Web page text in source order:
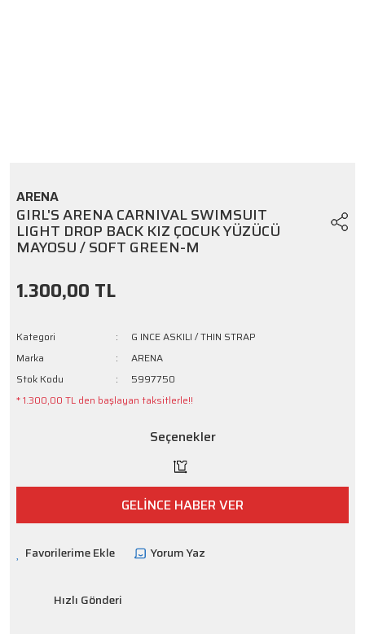
ARENA
GIRL'S ARENA CARNIVAL SWIMSUIT
LIGHT DROP BACK KIZ ÇOCUK YÜZÜCÜ
MAYOSU / SOFT GREEN-M
1.300,00 TL
Kategori
G INCE ASKILI / THIN STRAP
Marka
ARENA
Stok Kodu
5997750
* 1.300,00 TL den başlayan taksitlerle!!
Seçenekler
GELİNCE HABER VER
Yorum Yaz
Hızlı Gönderi